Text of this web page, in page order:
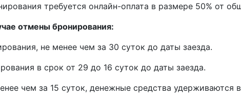
требуется онлайн-оплата в размере 50% от
отмены бронирования:
не менее чем за 30 суток до даты заезда.
в срок от 29 до 16 суток до даты заезда.
чем за 15 суток, денежные средства удерживаются